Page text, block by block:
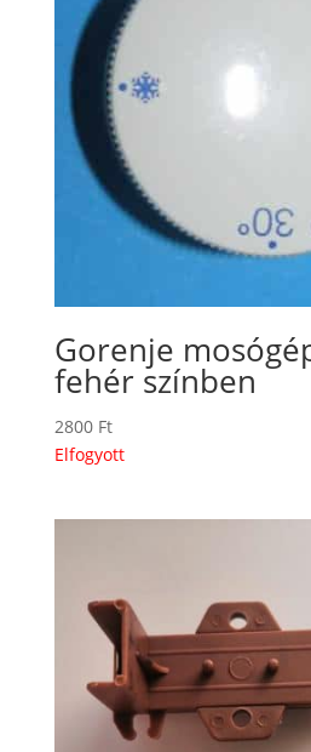
Gorenje
fehér színben
2800 Ft
Elfogyott